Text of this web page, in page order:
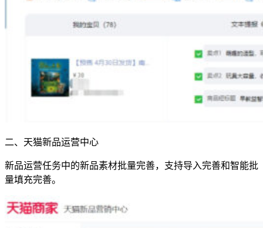
二、天猫新品运营中心
新品运营任务中的新品素材批量完善，支持导入完善和智能批
量填充完善。